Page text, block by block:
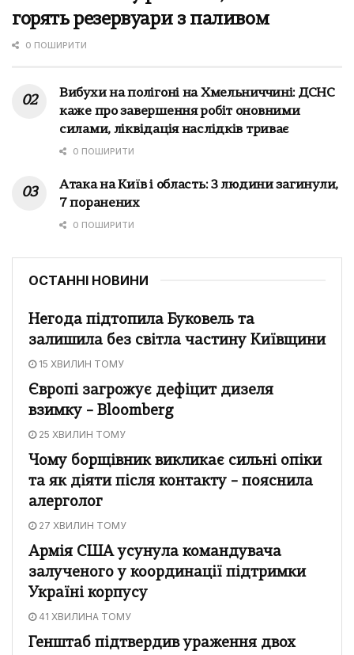
горять резервуари з паливом
0 ПОШИРИТИ
Вибухи на полігоні на Хмельниччині: ДСНС
каже про завершення робіт оновними
силами, ліквідація наслідків триває
0 ПОШИРИТИ
Атака на Київ і область: 3 людини загинули,
7 поранених
0 ПОШИРИТИ
ОСТАННІ НОВИНИ
Негода підтопила Буковель та
залишила без світла частину Київщини
15 ХВИЛИН ТОМУ
Європі загрожує дефіцит дизеля
взимку – Bloomberg
25 ХВИЛИН ТОМУ
Чому борщівник викликає сильні опіки
та як діяти після контакту – пояснила
алерголог
27 ХВИЛИН ТОМУ
Армія США усунула командувача
залученого у координації підтримки
Україні корпусу
41 ХВИЛИНА ТОМУ
Генштаб підтвердив ураження двох